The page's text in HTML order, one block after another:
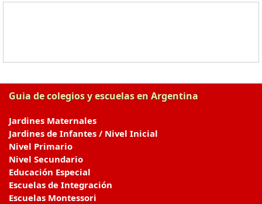
Guia de colegios y escuelas en Argentina
Jardines Maternales
Jardines de Infantes / Nivel Inicial
Nivel Primario
Nivel Secundario
Educación Especial
Escuelas de Integración
Escuelas Montessori